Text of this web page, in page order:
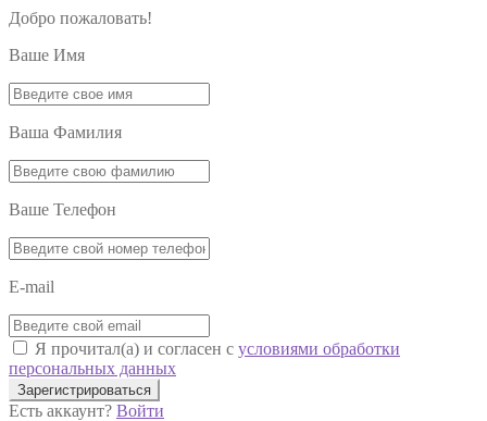
Добро пожаловать!
Ваше Имя
Ваша Фамилия
Ваше Телефон
E-mail
Я прочитал(а) и согласен с условиями обработки
персональных данных
Зарегистрироваться
Есть аккаунт? Войти